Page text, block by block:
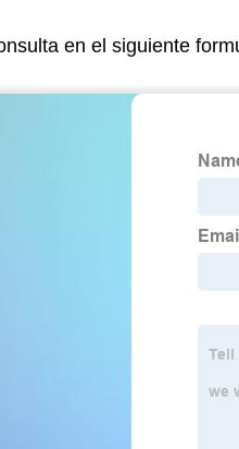
en el siguiente